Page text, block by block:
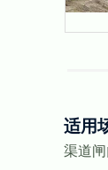
适用
渠道